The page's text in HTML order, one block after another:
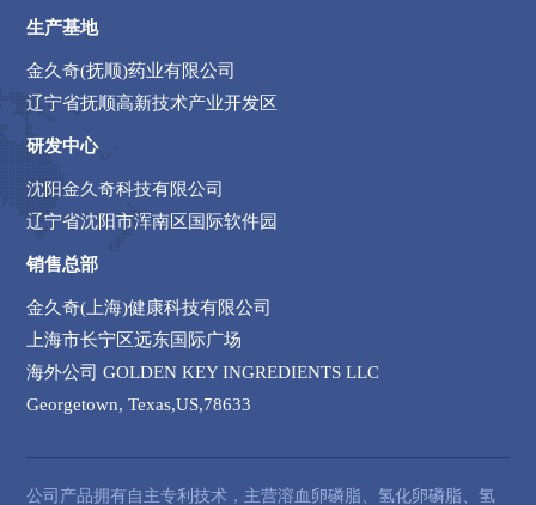
生产基地
金久奇(抚顺)药业有限公司
辽宁省抚顺高新技术产业开发区
研发中心
沈阳金久奇科技有限公司
辽宁省沈阳市浑南区国际软件园
销售总部
金久奇(上海)健康科技有限公司
上海市长宁区远东国际广场
海外公司 GOLDEN KEY INGREDIENTS LLC
Georgetown, Texas,US,78633
公司产品拥有自主专利技术，主营溶血卵磷脂、氢化卵磷脂、氢